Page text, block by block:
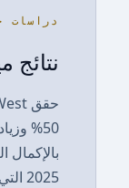
دراسات
نتائج